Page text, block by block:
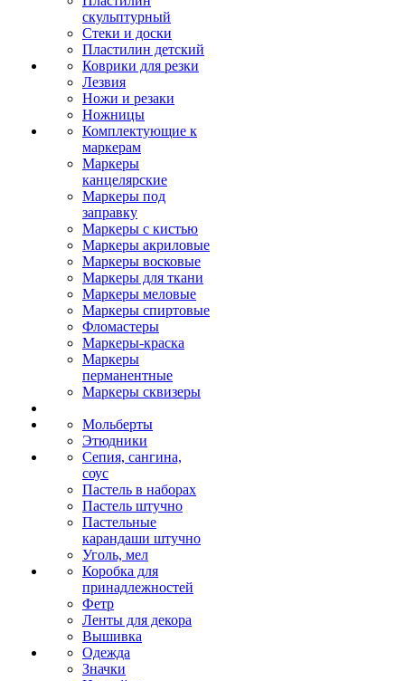
скульптурный
Стеки и доски
Пластилин детский
Коврики для резки
Лезвия
Ножи и резаки
Ножницы
Комплектующие к
маркерам
Маркеры
канцелярские
Маркеры под
заправку
Маркеры с кистью
Маркеры акриловые
Маркеры восковые
Маркеры для ткани
Маркеры меловые
Маркеры спиртовые
Фломастеры
Маркеры-краска
Маркеры
перманентные
Маркеры сквизеры
Мольберты
Этюдники
Сепия, сангина,
соус
Пастель в наборах
Пастель штучно
Пастельные
карандаши штучно
Уголь, мел
Коробка для
принадлежностей
Фетр
Ленты для декора
Вышивка
Одежда
Значки